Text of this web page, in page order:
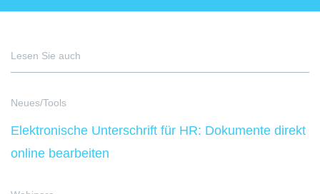
Lesen Sie auch
Neues/Tools
Elektronische Unterschrift für HR: Dokumente direkt
online bearbeiten